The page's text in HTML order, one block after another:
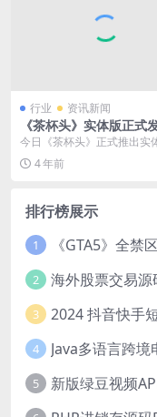
行业 资讯新闻
《茶杯头》实体版正式
含DLC和6张插画卡片
今日《茶杯头》正式推出实
戏，标准版售价39.99美元，
准版包含游戏本...
4 年前
排行榜展示
1 《GTA5》全禁
2
3 2024 抖音快手
4
5 新版绿豆视频